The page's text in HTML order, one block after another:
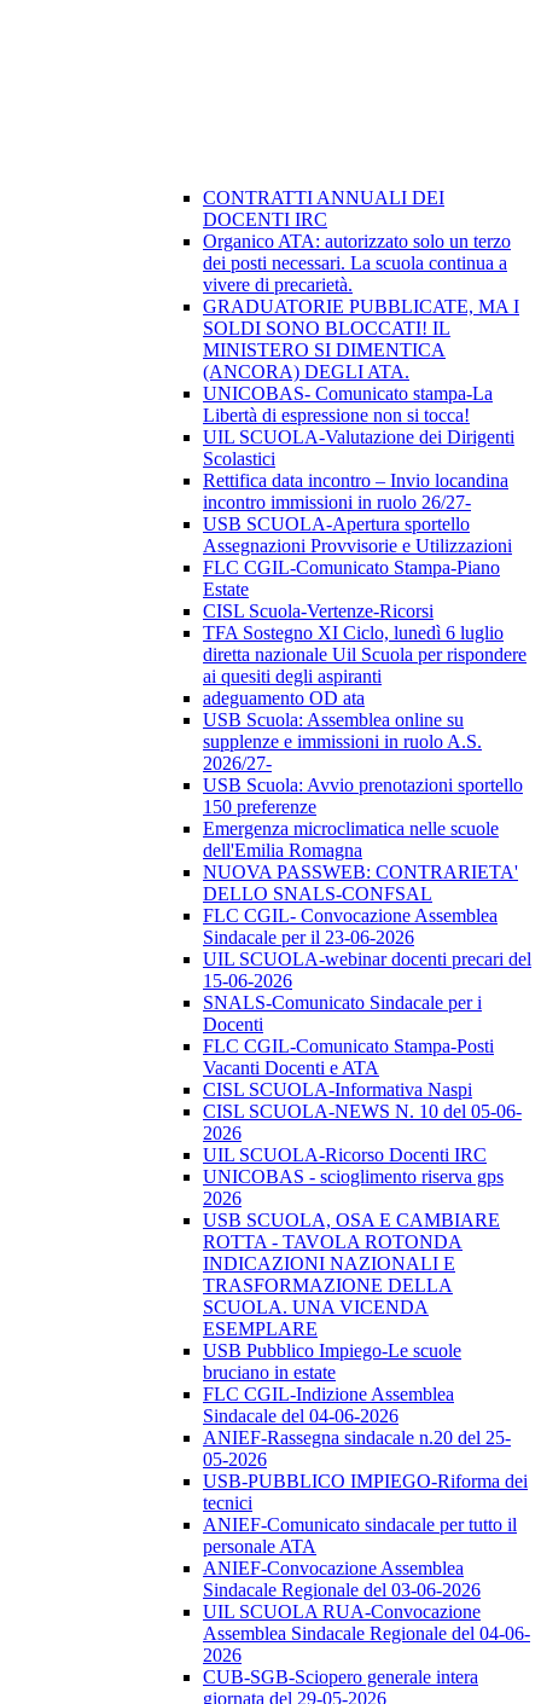
CONTRATTI ANNUALI DEI
DOCENTI IRC
Organico ATA: autorizzato solo un terzo
dei posti necessari. La scuola continua a
vivere di precarietà.
GRADUATORIE PUBBLICATE, MA I
SOLDI SONO BLOCCATI! IL
MINISTERO SI DIMENTICA
(ANCORA) DEGLI ATA.
UNICOBAS- Comunicato stampa-La
Libertà di espressione non si tocca!
UIL SCUOLA-Valutazione dei Dirigenti
Scolastici
Rettifica data incontro – Invio locandina
incontro immissioni in ruolo 26/27-
USB SCUOLA-Apertura sportello
Assegnazioni Provvisorie e Utilizzazioni
FLC CGIL-Comunicato Stampa-Piano
Estate
CISL Scuola-Vertenze-Ricorsi
TFA Sostegno XI Ciclo, lunedì 6 luglio
diretta nazionale Uil Scuola per rispondere
ai quesiti degli aspiranti
adeguamento OD ata
USB Scuola: Assemblea online su
supplenze e immissioni in ruolo A.S.
2026/27-
USB Scuola: Avvio prenotazioni sportello
150 preferenze
Emergenza microclimatica nelle scuole
dell'Emilia Romagna
NUOVA PASSWEB: CONTRARIETA'
DELLO SNALS-CONFSAL
FLC CGIL- Convocazione Assemblea
Sindacale per il 23-06-2026
UIL SCUOLA-webinar docenti precari del
15-06-2026
SNALS-Comunicato Sindacale per i
Docenti
FLC CGIL-Comunicato Stampa-Posti
Vacanti Docenti e ATA
CISL SCUOLA-Informativa Naspi
CISL SCUOLA-NEWS N. 10 del 05-06-
2026
UIL SCUOLA-Ricorso Docenti IRC
UNICOBAS - scioglimento riserva gps
2026
USB SCUOLA, OSA E CAMBIARE
ROTTA - TAVOLA ROTONDA
INDICAZIONI NAZIONALI E
TRASFORMAZIONE DELLA
SCUOLA. UNA VICENDA
ESEMPLARE
USB Pubblico Impiego-Le scuole
bruciano in estate
FLC CGIL-Indizione Assemblea
Sindacale del 04-06-2026
ANIEF-Rassegna sindacale n.20 del 25-
05-2026
USB-PUBBLICO IMPIEGO-Riforma dei
tecnici
ANIEF-Comunicato sindacale per tutto il
personale ATA
ANIEF-Convocazione Assemblea
Sindacale Regionale del 03-06-2026
UIL SCUOLA RUA-Convocazione
Assemblea Sindacale Regionale del 04-06-
2026
CUB-SGB-Sciopero generale intera
giornata del 29-05-2026